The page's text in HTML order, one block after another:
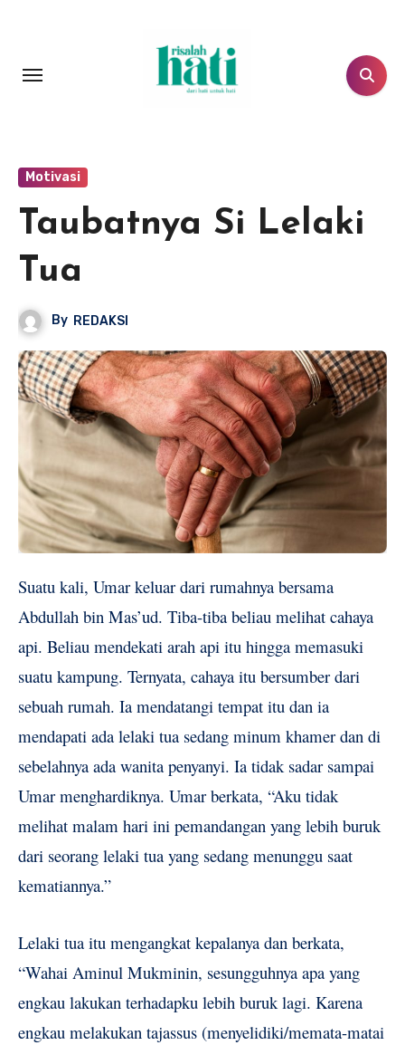
Motivasi
Taubatnya Si Lelaki
Tua
By REDAKSI
Suatu kali, Umar keluar dari rumahnya bersama
Abdullah bin Mas’ud. Tiba-tiba beliau melihat cahaya
api. Beliau mendekati arah api itu hingga memasuki
suatu kampung. Ternyata, cahaya itu bersumber dari
sebuah rumah. Ia mendatangi tempat itu dan ia
mendapati ada lelaki tua sedang minum khamer dan di
sebelahnya ada wanita penyanyi. Ia tidak sadar sampai
Umar menghardiknya. Umar berkata, “Aku tidak
melihat malam hari ini pemandangan yang lebih buruk
dari seorang lelaki tua yang sedang menunggu saat
kematiannya.”
Lelaki tua itu mengangkat kepalanya dan berkata,
“Wahai Aminul Mukminin, sesungguhnya apa yang
engkau lakukan terhadapku lebih buruk lagi. Karena
engkau melakukan tajassus (menyelidiki/memata-matai